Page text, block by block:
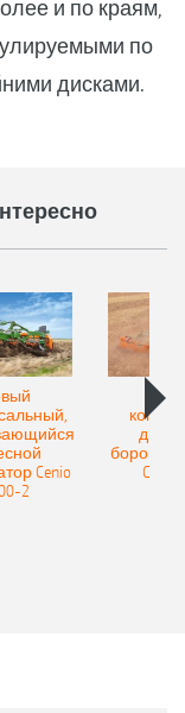
и по краям,
по
дисками.
Cenio
2
бороны